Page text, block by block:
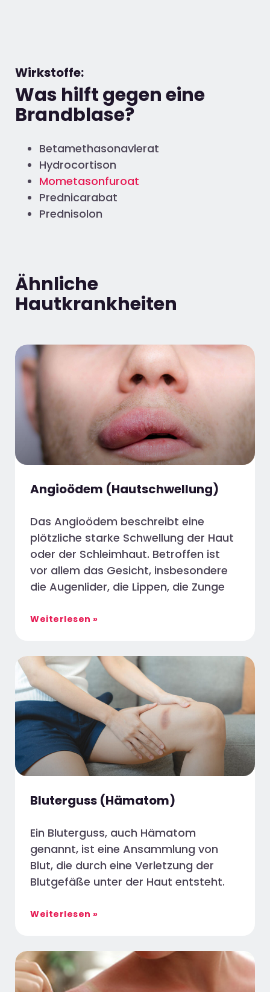
Wirkstoffe:
Was hilft gegen eine
Brandblase?
Betamethasonavlerat
Hydrocortison
Mometasonfuroat
Prednicarabat
Prednisolon
Ähnliche
Hautkrankheiten
Angioödem (Hautschwellung)
Das Angioödem beschreibt eine
plötzliche starke Schwellung der Haut
oder der Schleimhaut. Betroffen ist
vor allem das Gesicht, insbesondere
die Augenlider, die Lippen, die Zunge
Weiterlesen »
Bluterguss (Hämatom)
Ein Bluterguss, auch Hämatom
genannt, ist eine Ansammlung von
Blut, die durch eine Verletzung der
Blutgefäße unter der Haut entsteht.
Weiterlesen »